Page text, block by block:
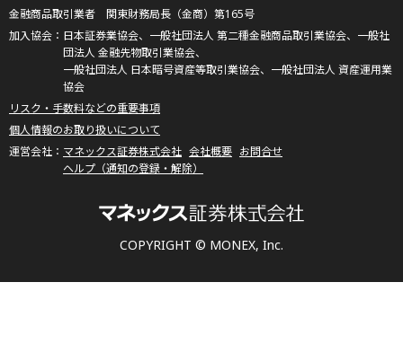
COPYRIGHT © MONEX, Inc.
金融商品取引業者 関東財務局長（金商）第165号
日本証券業協会、一般社団法人 第二種金融商品取引業協会、一般社
団法人 金融先物取引業協会、
一般社団法人 日本暗号資産等取引業協会、一般社団法人 資産運用業
協会
リスク・手数料などの重要事項
個人情報のお取り扱いについて
マネックス証券株式会社 会社概要 お問合せ
ヘルプ（通知の登録・解除）